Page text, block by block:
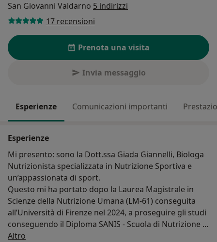
San Giovanni Valdarno 5 indirizzi
17 recensioni
Prenota una visita
Invia messaggio
Esperienze Comunicazioni importanti
Esperienze
Mi presento: sono la Dott.ssa Giada Giannelli, Biologa
Nutrizionista specializzata in Nutrizione Sportiva e
un’appassionata di sport.
Questo mi ha portato dopo la Laurea Magistrale in
Scienze della Nutrizione Umana (LM-61) conseguita
all’Università di Firenze nel 2024, a proseguire gli studi
conseguendo il Diploma SANIS - Scuola di Nutrizione e
Integrazione Sportiva e la Certificazione ISAK level 1;
Altro